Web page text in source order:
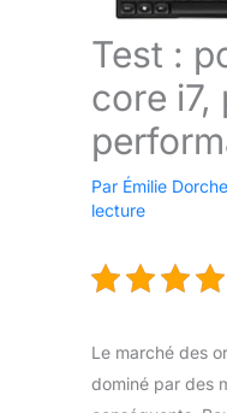
Test :
core i7,
Par Émilie
lecture
Le marché des
dominé par des